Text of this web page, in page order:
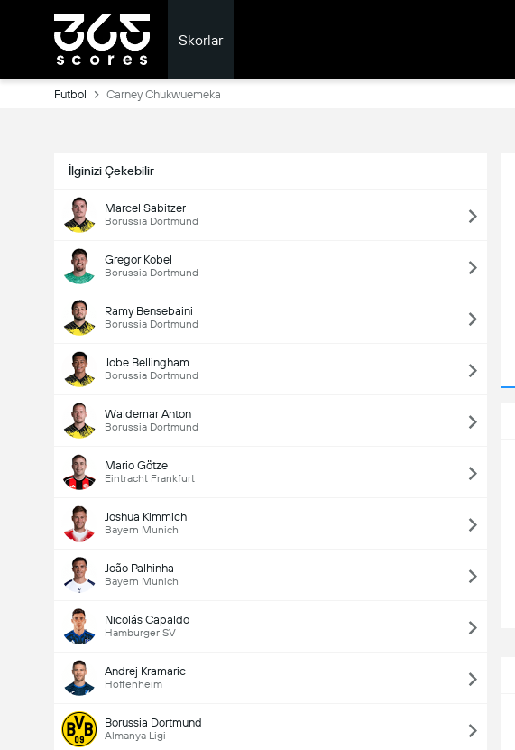
Skorlar
Futbol Carney Chukwuemeka
İlginizi Çekebilir
Marcel Sabitzer
Borussia Dortmund
Gregor Kobel
Borussia Dortmund
Ramy Bensebaini
Borussia Dortmund
Jobe Bellingham
Borussia Dortmund
Waldemar Anton
Borussia Dortmund
Mario Götze
Eintracht Frankfurt
Joshua Kimmich
Bayern Munich
João Palhinha
Bayern Munich
Nicolás Capaldo
Hamburger SV
Andrej Kramaric
Hoffenheim
Borussia Dortmund
Almanya Ligi